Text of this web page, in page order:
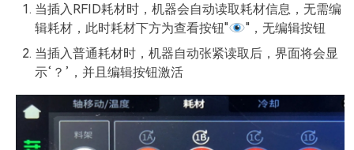
当插入RFID耗材时，机器会自动读取耗材信息，无需编
辑耗材，此时耗材下方为查看按钮"
"，无编辑按钮
当插入普通耗材时，机器自动张紧读取后，界面将会显
示‘？’，并且编辑按钮激活